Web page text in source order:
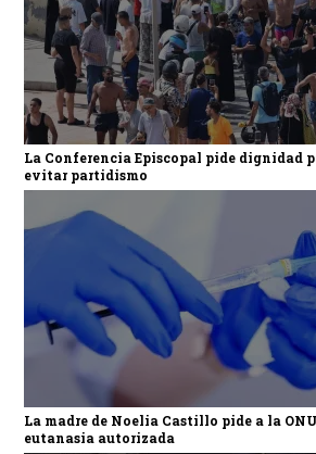
La Conferencia Episcopal pide dignidad
evitar partidismo
La madre de Noelia Castillo pide a la
eutanasia autorizada